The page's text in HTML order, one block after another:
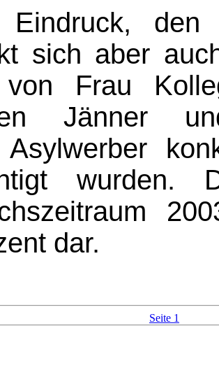
Eindruck,
sich aber
Frau
Jänner
wurden.
dar.
Seite 1